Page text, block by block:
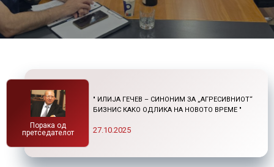
Порака од
претседателот
" ИЛИЈА ГЕЧЕВ – СИНОНИМ ЗА „АГРЕСИВНИОТ“
БИЗНИС КАКО ОДЛИКА НА НОВОТО ВРЕМЕ "
27.10.2025